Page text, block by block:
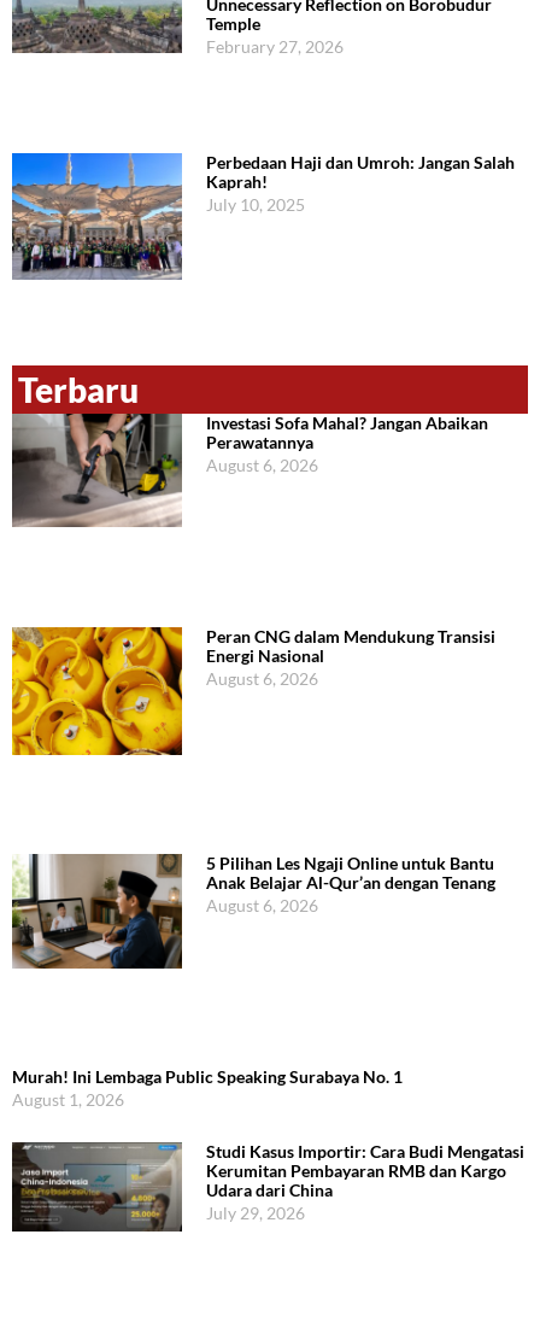
Unnecessary Reflection on Borobudur
Temple
February 27, 2026
Perbedaan Haji dan Umroh: Jangan Salah
Kaprah!
July 10, 2025
Terbaru
Investasi Sofa Mahal? Jangan Abaikan
Perawatannya
August 6, 2026
Peran CNG dalam Mendukung Transisi
Energi Nasional
August 6, 2026
5 Pilihan Les Ngaji Online untuk Bantu
Anak Belajar Al-Qur’an dengan Tenang
August 6, 2026
Murah! Ini Lembaga Public Speaking Surabaya No. 1
August 1, 2026
Studi Kasus Importir: Cara Budi Mengatasi
Kerumitan Pembayaran RMB dan Kargo
Udara dari China
July 29, 2026